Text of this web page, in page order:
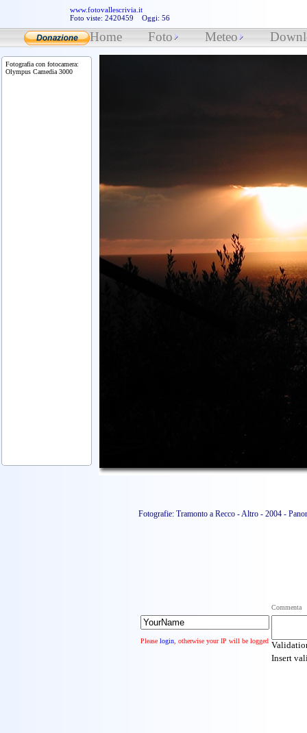
www.fotovallescrivia.it
Foto viste: 2420459 Oggi: 56
Home Foto Meteo
Fotografie: Tramonto a Recco - Altro - 2004 -
Commenta
Please login , otherwise your IP will be logged
Insert
Fotografia con fotocamera:
Olympus Camedia 3000